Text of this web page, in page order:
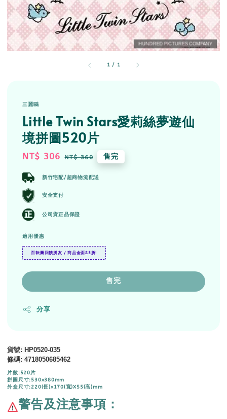
1 / 1
三麗鷗
Little Twin Stars愛莉絲夢遊仙
境拼圖520片
Sale
NT$ 306 Regular
NT$ 360 售完
新竹宅配/超商物流配送
安全支付
公司貨正品保證
適用優惠
百耘圖回饋拼友 / 商品全面85折!
售完
分享
貨號: HP0520-035
條碼: 4718050685462
片數:520片
拼圖尺寸:530x380mm
外盒尺寸:220(長)x170(寬)X55(高)mm
警告及注意事項：